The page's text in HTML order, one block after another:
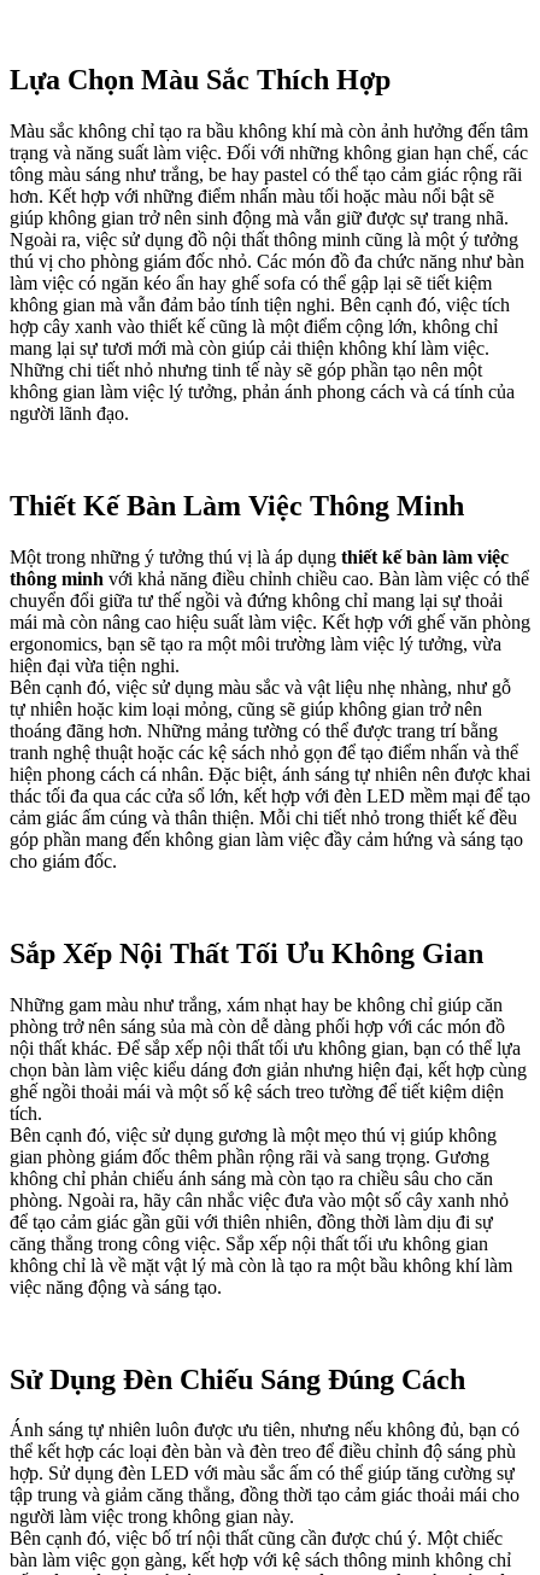
Lựa Chọn Màu Sắc Thích Hợp
Màu sắc không chỉ tạo ra bầu không khí mà còn ảnh hưởng đến tâm
trạng và năng suất làm việc. Đối với những không gian hạn chế, các
tông màu sáng như trắng, be hay pastel có thể tạo cảm giác rộng rãi
hơn. Kết hợp với những điểm nhấn màu tối hoặc màu nổi bật sẽ
giúp không gian trở nên sinh động mà vẫn giữ được sự trang nhã.
Ngoài ra, việc sử dụng đồ nội thất thông minh cũng là một ý tưởng
thú vị cho phòng giám đốc nhỏ. Các món đồ đa chức năng như bàn
làm việc có ngăn kéo ẩn hay ghế sofa có thể gập lại sẽ tiết kiệm
không gian mà vẫn đảm bảo tính tiện nghi. Bên cạnh đó, việc tích
hợp cây xanh vào thiết kế cũng là một điểm cộng lớn, không chỉ
mang lại sự tươi mới mà còn giúp cải thiện không khí làm việc.
Những chi tiết nhỏ nhưng tinh tế này sẽ góp phần tạo nên một
không gian làm việc lý tưởng, phản ánh phong cách và cá tính của
người lãnh đạo.
Thiết Kế Bàn Làm Việc Thông Minh
Một trong những ý tưởng thú vị là áp dụng thiết kế bàn làm việc
thông minh với khả năng điều chỉnh chiều cao. Bàn làm việc có thể
chuyển đổi giữa tư thế ngồi và đứng không chỉ mang lại sự thoải
mái mà còn nâng cao hiệu suất làm việc. Kết hợp với ghế văn phòng
ergonomics, bạn sẽ tạo ra một môi trường làm việc lý tưởng, vừa
hiện đại vừa tiện nghi.
Bên cạnh đó, việc sử dụng màu sắc và vật liệu nhẹ nhàng, như gỗ
tự nhiên hoặc kim loại mỏng, cũng sẽ giúp không gian trở nên
thoáng đãng hơn. Những mảng tường có thể được trang trí bằng
tranh nghệ thuật hoặc các kệ sách nhỏ gọn để tạo điểm nhấn và thể
hiện phong cách cá nhân. Đặc biệt, ánh sáng tự nhiên nên được khai
thác tối đa qua các cửa sổ lớn, kết hợp với đèn LED mềm mại để tạo
cảm giác ấm cúng và thân thiện. Mỗi chi tiết nhỏ trong thiết kế đều
góp phần mang đến không gian làm việc đầy cảm hứng và sáng tạo
cho giám đốc.
Sắp Xếp Nội Thất Tối Ưu Không Gian
Những gam màu như trắng, xám nhạt hay be không chỉ giúp căn
phòng trở nên sáng sủa mà còn dễ dàng phối hợp với các món đồ
nội thất khác. Để sắp xếp nội thất tối ưu không gian, bạn có thể lựa
chọn bàn làm việc kiểu dáng đơn giản nhưng hiện đại, kết hợp cùng
ghế ngồi thoải mái và một số kệ sách treo tường để tiết kiệm diện
tích.
Bên cạnh đó, việc sử dụng gương là một mẹo thú vị giúp không
gian phòng giám đốc thêm phần rộng rãi và sang trọng. Gương
không chỉ phản chiếu ánh sáng mà còn tạo ra chiều sâu cho căn
phòng. Ngoài ra, hãy cân nhắc việc đưa vào một số cây xanh nhỏ
để tạo cảm giác gần gũi với thiên nhiên, đồng thời làm dịu đi sự
căng thẳng trong công việc. Sắp xếp nội thất tối ưu không gian
không chỉ là về mặt vật lý mà còn là tạo ra một bầu không khí làm
việc năng động và sáng tạo.
Sử Dụng Đèn Chiếu Sáng Đúng Cách
Ánh sáng tự nhiên luôn được ưu tiên, nhưng nếu không đủ, bạn có
thể kết hợp các loại đèn bàn và đèn treo để điều chỉnh độ sáng phù
hợp. Sử dụng đèn LED với màu sắc ấm có thể giúp tăng cường sự
tập trung và giảm căng thẳng, đồng thời tạo cảm giác thoải mái cho
người làm việc trong không gian này.
Bên cạnh đó, việc bố trí nội thất cũng cần được chú ý. Một chiếc
bàn làm việc gọn gàng, kết hợp với kệ sách thông minh không chỉ